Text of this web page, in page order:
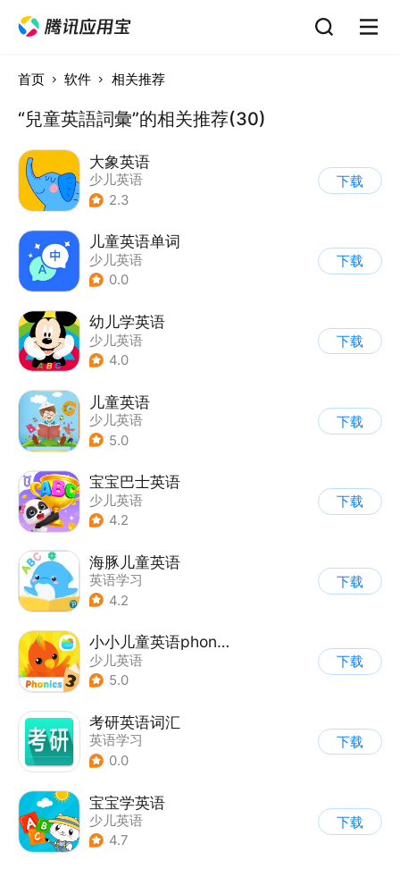
首页 软件 相关推荐
“兒童英語詞彙”的相关推荐(30)
大象英语
少儿英语
2.3
下载
儿童英语单词
少儿英语
0.0
下载
幼儿学英语
少儿英语
4.0
下载
儿童英语
少儿英语
5.0
下载
宝宝巴士英语
少儿英语
4.2
下载
海豚儿童英语
英语学习
4.2
下载
小小儿童英语phonics
少儿英语
5.0
下载
考研英语词汇
英语学习
0.0
下载
宝宝学英语
少儿英语
4.7
下载